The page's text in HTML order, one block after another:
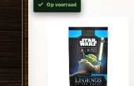
Op voorraad